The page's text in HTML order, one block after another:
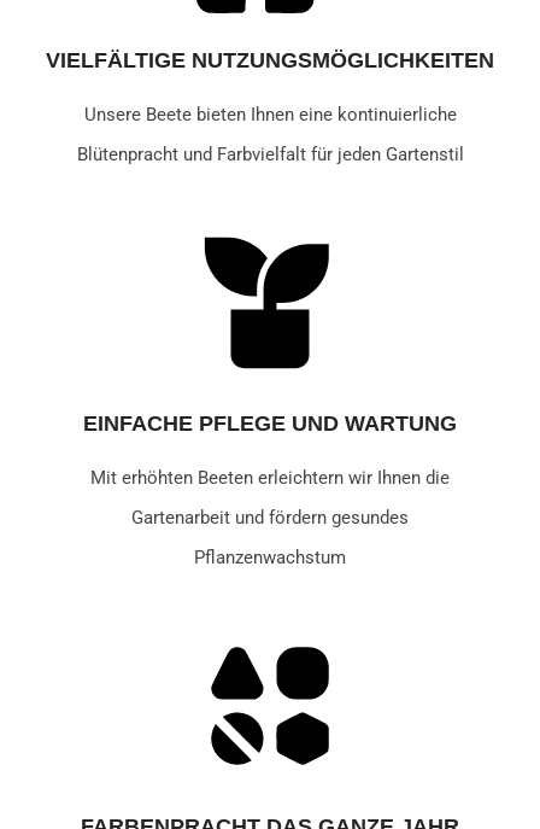
VIELFÄLTIGE NUTZUNGSMÖGLICHKEITEN
Unsere Beete bieten Ihnen eine kontinuierliche
Blütenpracht und Farbvielfalt für jeden Gartenstil
EINFACHE PFLEGE UND WARTUNG
Mit erhöhten Beeten erleichtern wir Ihnen die
Gartenarbeit und fördern gesundes
Pflanzenwachstum